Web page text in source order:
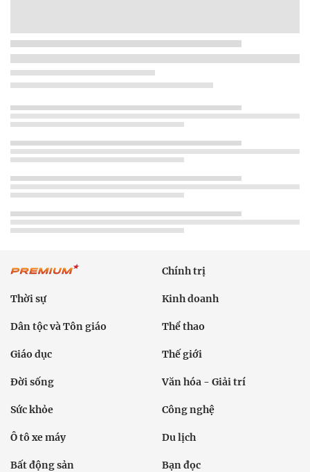
Chính trị
Thời sự Kinh doanh
Dân tộc và Tôn giáo Thể thao
Giáo dục Thế giới
Đời sống Văn hóa - Giải trí
Sức khỏe Công nghệ
Ô tô xe máy Du lịch
Bất động sản Bạn đọc